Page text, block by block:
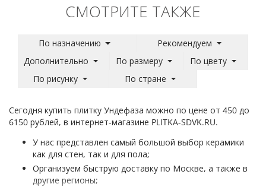
СМОТРИТЕ ТАКЖЕ
По назначению
Рекомендуем
Дополнительно
По размеру
По цвету
По рисунку
По стране
Сегодня купить плитку Ундефаза можно по цене от 450 до
6150 рублей, в интернет-магазине PLITKA-SDVK.RU.
У нас представлен самый большой выбор керамики
как для стен, так и для пола;
Организуем быструю доставку по Москве, а также в
другие регионы;